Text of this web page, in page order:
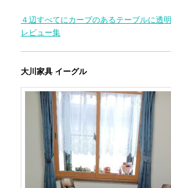
４辺すべてにカーブのあるテーブルに透
レビュー集
大川家具 イーグル